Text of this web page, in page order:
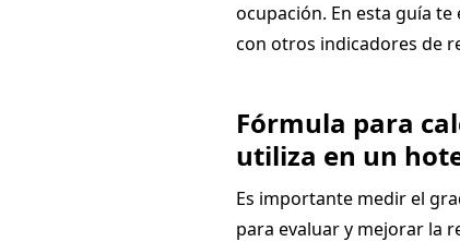
ocupación. En esta guía
con otros indicadores de
Fórmula para
utiliza en un
Es importante medir el
para evaluar y mejorar la